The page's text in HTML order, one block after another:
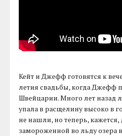
Кейт и Джефф готовятся к
летия свадьбы, когда Джефф
Швейцарии. Много лет назад
упала в расщелину высоко в
не нашли, но теперь,
замороженной во льду озера